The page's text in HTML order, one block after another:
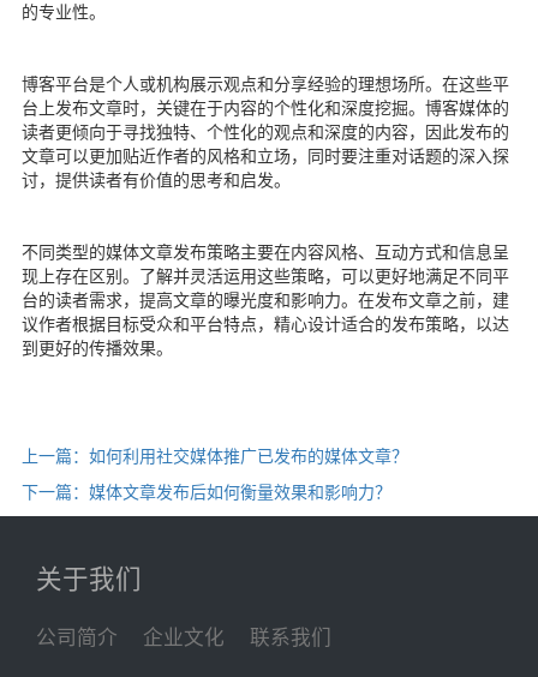
的专业性。
博客平台是个人或机构展示观点和分享经验的理想场所。在这些平
台上发布文章时，关键在于内容的个性化和深度挖掘。博客媒体的
读者更倾向于寻找独特、个性化的观点和深度的内容，因此发布的
文章可以更加贴近作者的风格和立场，同时要注重对话题的深入探
讨，提供读者有价值的思考和启发。
不同类型的媒体文章发布策略主要在内容风格、互动方式和信息呈
现上存在区别。了解并灵活运用这些策略，可以更好地满足不同平
台的读者需求，提高文章的曝光度和影响力。在发布文章之前，建
议作者根据目标受众和平台特点，精心设计适合的发布策略，以达
到更好的传播效果。
上一篇：如何利用社交媒体推广已发布的媒体文章？
下一篇：媒体文章发布后如何衡量效果和影响力？
关于我们
公司简介 企业文化 联系我们